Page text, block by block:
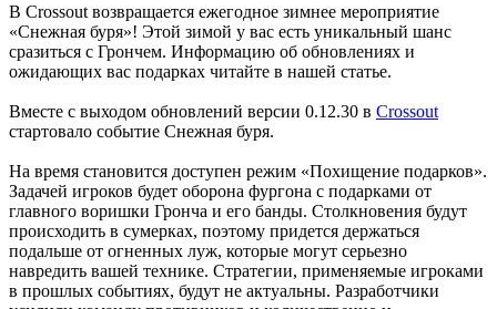
В Crossout возвращается ежегодное зимнее мероприятие
«Снежная буря»! Этой зимой у вас есть уникальный шанс
сразиться с Грончем. Информацию об обновлениях и
ожидающих вас подарках читайте в нашей статье.
Вместе с выходом обновлений версии 0.12.30 в Crossout
стартовало событие Снежная буря.
На время становится доступен режим «Похищение подарков».
Задачей игроков будет оборона фургона с подарками от
главного воришки Гронча и его банды. Столкновения будут
происходить в сумерках, поэтому придется держаться
подальше от огненных луж, которые могут серьезно
навредить вашей технике. Стратегии, применяемые игроками
в прошлых событиях, будут не актуальны. Разработчики